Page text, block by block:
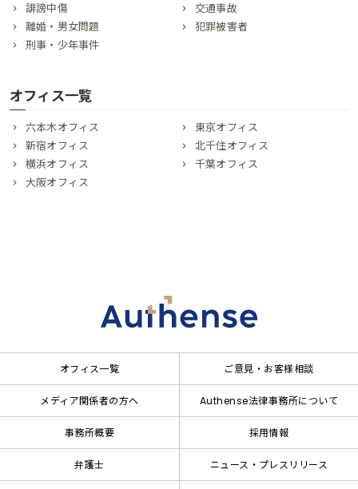
誹謗中傷
交通事故
離婚・男女問題
犯罪被害者
刑事・少年事件
オフィス一覧
六本木オフィス
東京オフィス
新宿オフィス
北千住オフィス
横浜オフィス
千葉オフィス
大阪オフィス
オフィス一覧 ご意見・お客様相談
メディア関係者の方へ Authense法律事務所について
事務所概要 採用情報
弁護士 ニュース・プレスリリース